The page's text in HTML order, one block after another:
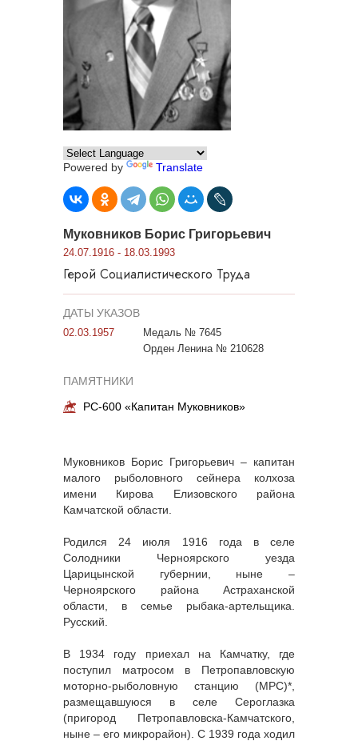
Powered by Translate
Муковников Борис Григорьевич
24.07.1916 - 18.03.1993
Герой Социалистического Труда
ДАТЫ УКАЗОВ
02.03.1957
Медаль № 7645
Орден Ленина № 210628
ПАМЯТНИКИ
РС-600 «Капитан Муковников»
Муковников Борис Григорьевич – капитан
малого рыболовного сейнера колхоза
имени Кирова Елизовского района
Камчатской области.
Родился 24 июля 1916 года в селе
Солодники Черноярского уезда
Царицынской губернии, ныне –
Черноярского района Астраханской
области, в семье рыбака-артельщика.
Русский.
В 1934 году приехал на Камчатку, где
поступил матросом в Петропавловскую
моторно-рыболовную станцию (МРС)*,
размещавшуюся в селе Сероглазка
(пригород Петропавловска-Камчатского,
ныне – его микрорайон). С 1939 года ходил